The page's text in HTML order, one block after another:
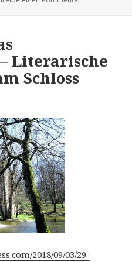
Literarische
Schloss
2018/09/03/29-